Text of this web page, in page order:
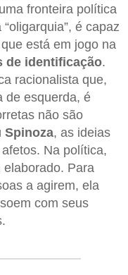
fronteira política
“oligarquia”, é capaz
está em jogo na
de identificação.
racionalista que,
de esquerda, é
não são
Spinoza, as ideias
Na política,
elaborado. Para
a agirem, ela
com seus